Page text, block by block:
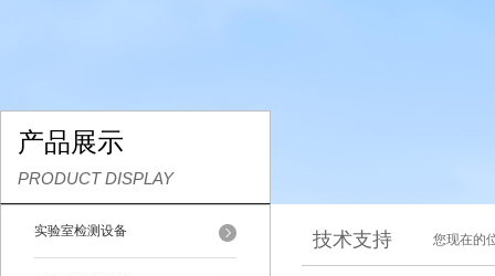
产品展示
PRODUCT DISPLAY
实验室检测设备 技术支持 您现在的